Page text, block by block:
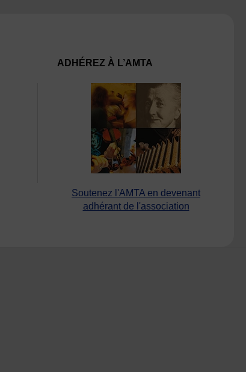
ADHÉREZ À L’AMTA
Soutenez l'AMTA en devenant
adhérant de l'association